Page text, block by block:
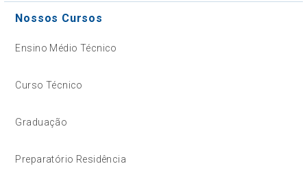
Nossos Cursos
Ensino Médio Técnico
Curso Técnico
Graduação
Preparatório Residência